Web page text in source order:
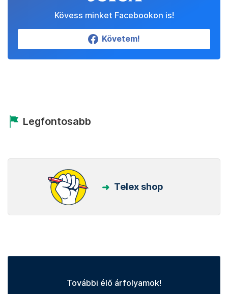
Kövess minket Facebookon is!
Követem!
Legfontosabb
Telex shop
További élő árfolyamok!